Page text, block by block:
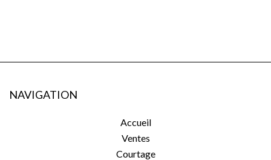
NAVIGATION
Accueil
Ventes
Courtage